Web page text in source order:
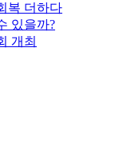
복 더하다
있을까?
개최